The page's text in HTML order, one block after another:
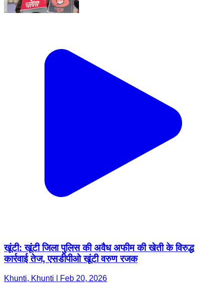
खूंटी: खूंटी जिला पुलिस की अवैध अफीम की खेती के विरुद्ध
कार्रवाई तेज, एसडीपीओ खूंटी वरुण रजक
Khunti, Khunti | Feb 20, 2026